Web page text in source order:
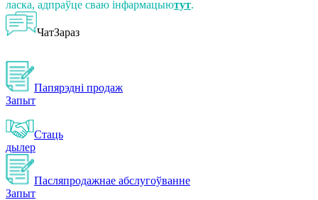
ласка, адпраўце сваю інфармацыютут.
ЧатЗараз
Папярэдні продаж
Запыт
Стаць
дылер
Пасляпродажнае абслугоўванне
Запыт